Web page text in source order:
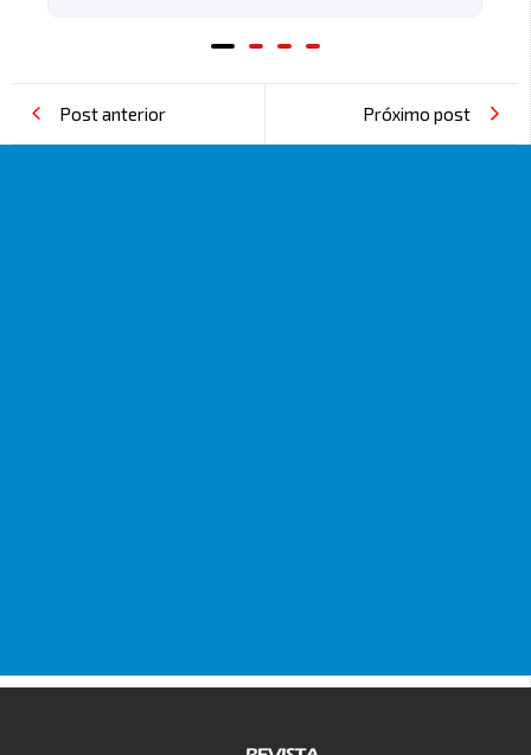
Post anterior Próximo post